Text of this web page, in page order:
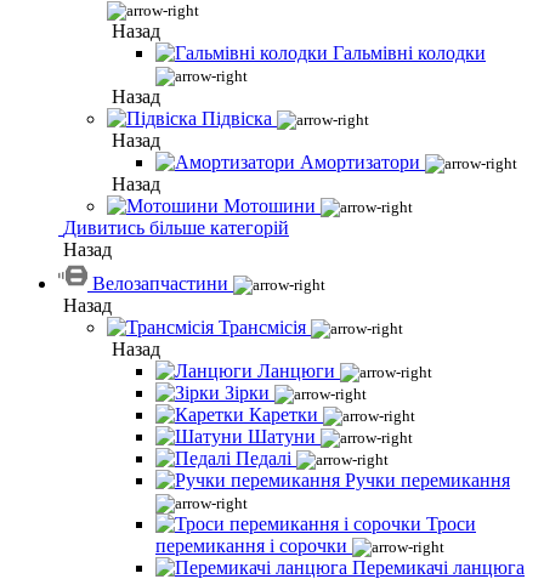
Назад
Гальмівні колодки
Назад
Підвіска
Назад
Амортизатори
Назад
Мотошини
Дивитись більше категорій
Назад
Велозапчастини
Назад
Трансмісія
Назад
Ланцюги
Зірки
Каретки
Шатуни
Педалі
Ручки перемикання
Троси
перемикання і сорочки
Перемикачі ланцюга